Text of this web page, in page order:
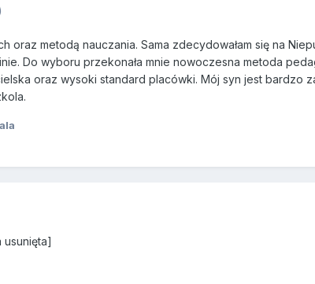
oraz metodą nauczania. Sama zdecydowałam się na
Do wyboru przekonała mnie nowoczesna metoda
oraz wysoki standard placówki. Mój syn jest bardzo